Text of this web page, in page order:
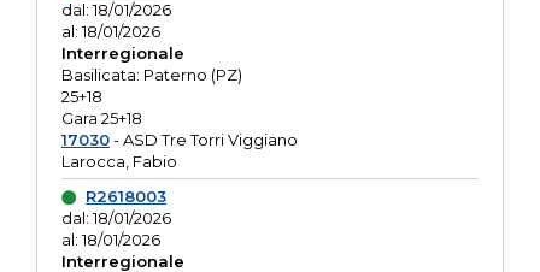
dal: 18/01/2026
al: 18/01/2026
Interregionale
Basilicata: Paterno (PZ)
25+18
Gara 25+18
17030- ASD Tre Torri Viggiano
Larocca, Fabio
R2618003
dal: 18/01/2026
al: 18/01/2026
Interregionale